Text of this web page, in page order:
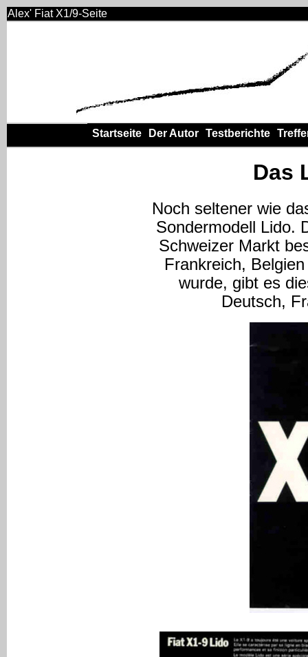
Alex' Fiat X1/9-Seite
Startseite Der Autor Testberichte
Das
Noch seltener wie
Sondermodell Lido.
Schweizer Markt
Frankreich,
wurde, gibt es
Deutsch,